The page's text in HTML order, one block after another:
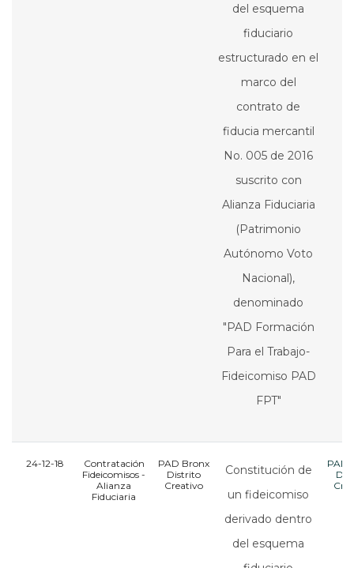
del esquema
fiduciario
estructurado en el
marco del
contrato de
fiducia mercantil
No. 005 de 2016
suscrito con
Alianza Fiduciaria
(Patrimonio
Autónomo Voto
Nacional),
denominado
"PAD Formación
Para el Trabajo-
Fideicomiso PAD
FPT"
24-12-18
Contratación
Fideicomisos -
Alianza
Fiduciaria
PAD Bronx
Distrito
Creativo
Constitución de
un fideicomiso
derivado dentro
del esquema
PAD